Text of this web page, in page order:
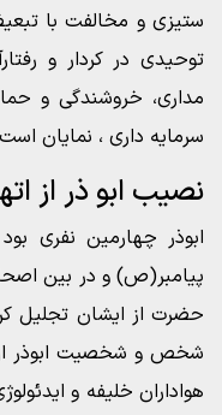
ستیزی و مخالفت با
توحیدی در کردار و
مداری، خروشندگی و
سرمایه داری ، نمایان
نصیب ابو ذر از
ابوذر چهارمین نفری
پیامبر(ص) و در بین
حضرت از ایشان تجلیل
شخص و شخصیت ابوذر
هواداران خلیفه و